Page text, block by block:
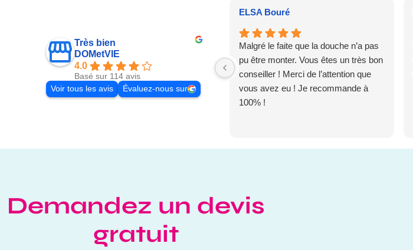
Très bien
DOMetVIE
4.0
Basé sur 114 avis
Voir tous les avis
Évaluez-nous sur
ELSA Bouré
Malgré le faite que la douche n’a pas
pu être monter. Vous êtes un très bon
conseiller ! Merci de l’attention que
vous avez eu ! Je recommande à
100% !
Demandez un devis
gratuit